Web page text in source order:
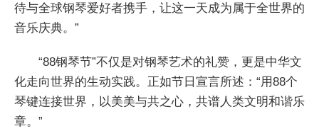
待与全球钢琴爱好者携手，让这一天成为属于全世界的
音乐庆典。”
“88钢琴节”不仅是对钢琴艺术的礼赞，更是中华文
化走向世界的生动实践。正如节日宣言所述：“用88个
琴键连接世界，以美美与共之心，共谱人类文明和谐乐
章。”